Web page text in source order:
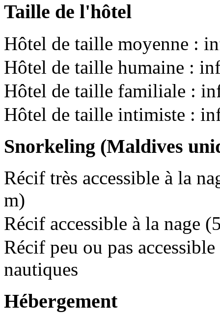
Taille de l'hôtel
Hôtel de taille moyenne :
Hôtel de taille humaine :
Hôtel de taille familiale :
Hôtel de taille intimiste :
Snorkeling (Maldives
Récif très accessible à la
m)
Récif accessible à la nage
Récif peu ou pas
nautiques
Hébergement